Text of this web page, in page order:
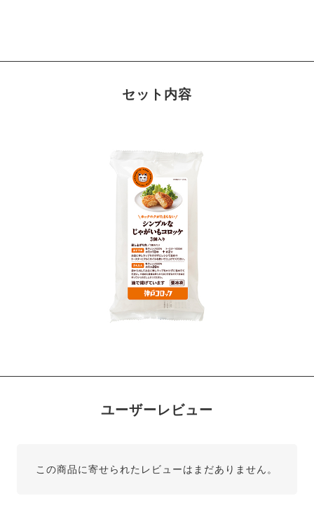
セット内容
ユーザーレビュー
この商品に寄せられたレビューはまだありません。